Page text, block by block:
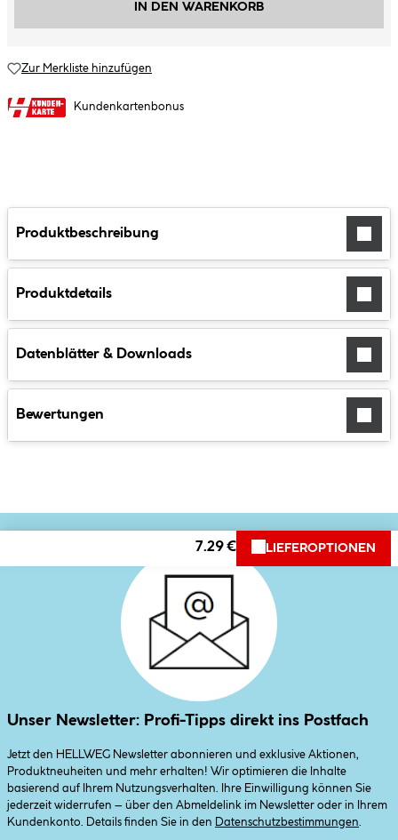
IN DEN WARENKORB
Zur Merkliste hinzufügen
Kundenkartenbonus
Produktbeschreibung
Produktdetails
Datenblätter & Downloads
Bewertungen
7.29 € LIEFEROPTIONEN
Unser Newsletter: Profi-Tipps direkt ins Postfach
Jetzt den HELLWEG Newsletter abonnieren und exklusive Aktionen,
Produktneuheiten und mehr erhalten! Wir optimieren die Inhalte
basierend auf Ihrem Nutzungsverhalten. Ihre Einwilligung können Sie
jederzeit widerrufen – über den Abmeldelink im Newsletter oder in Ihrem
Kundenkonto. Details finden Sie in den
Datenschutzbestimmungen